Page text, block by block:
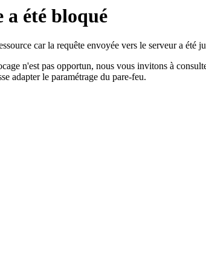
a été bloqué
car la requête envoyée vers le serveur a été
n'est pas opportun, nous vous invitons à
adapter le paramétrage du pare-feu.